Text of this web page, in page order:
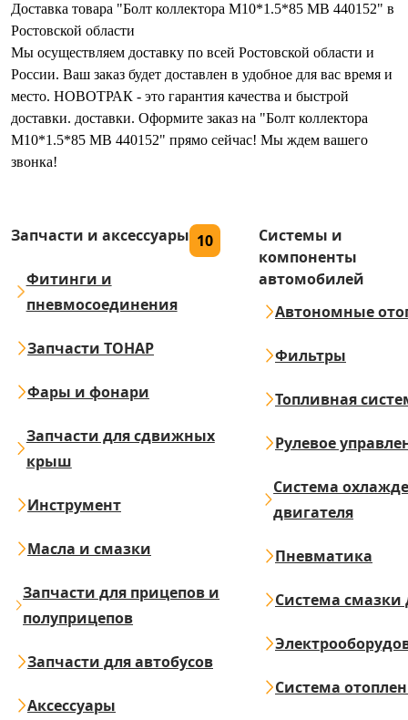
Доставка товара "Болт коллектора M10*1.5*85 МВ 440152" в
Ростовской области
Мы осуществляем доставку по всей Ростовской области и
России. Ваш заказ будет доставлен в удобное для вас время и
место. НОВОТРАК - это гарантия качества и быстрой
доставки. доставки. Оформите заказ на "Болт коллектора
M10*1.5*85 МВ 440152" прямо сейчас! Мы ждем вашего
звонка!
Запчасти и аксессуары 10
Фитинги и
пневмосоединения
Запчасти ТОНАР
Фары и фонари
Запчасти для сдвижных
крыш
Инструмент
Масла и смазки
Запчасти для прицепов и
полуприцепов
Запчасти для автобусов
Аксессуары
Системы и
компоненты
автомобилей
Автономные
Фильтры
Топливная
Рулевое
Система
двигателя
Пневматика
Система смазки
Система